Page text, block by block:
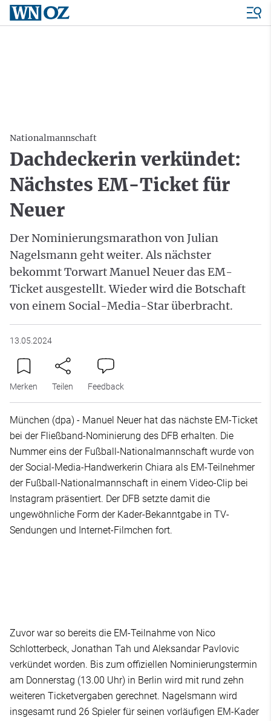
Nationalmannschaft
Dachdeckerin verkündet:
Nächstes EM-Ticket für
Neuer
Der Nominierungsmarathon von Julian
Nagelsmann geht weiter. Als nächster
bekommt Torwart Manuel Neuer das EM-
Ticket ausgestellt. Wieder wird die Botschaft
von einem Social-Media-Star überbracht.
13.05.2024
Merken Teilen Feedback
München (dpa) - Manuel Neuer hat das nächste EM-Ticket
bei der Fließband-Nominierung des DFB erhalten. Die
Nummer eins der Fußball-Nationalmannschaft wurde von
der Social-Media-Handwerkerin Chiara als EM-Teilnehmer
der Fußball-Nationalmannschaft in einem Video-Clip bei
Instagram präsentiert. Der DFB setzte damit die
ungewöhnliche Form der Kader-Bekanntgabe in TV-
Sendungen und Internet-Filmchen fort.
Zuvor war so bereits die EM-Teilnahme von Nico
Schlotterbeck, Jonathan Tah und Aleksandar Pavlovic
verkündet worden. Bis zum offiziellen Nominierungstermin
am Donnerstag (13.00 Uhr) in Berlin wird mit rund zehn
weiteren Ticketvergaben gerechnet. Nagelsmann wird
insgesamt rund 26 Spieler für seinen vorläufigen EM-Kader